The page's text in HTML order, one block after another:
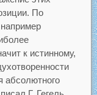
По
к истинному,
абсолютного